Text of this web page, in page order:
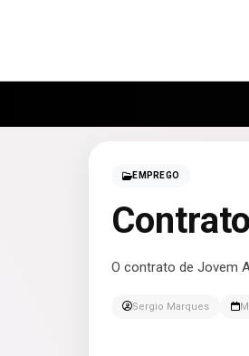
EMPREGO
O contrato de Jovem
Sergio Marques